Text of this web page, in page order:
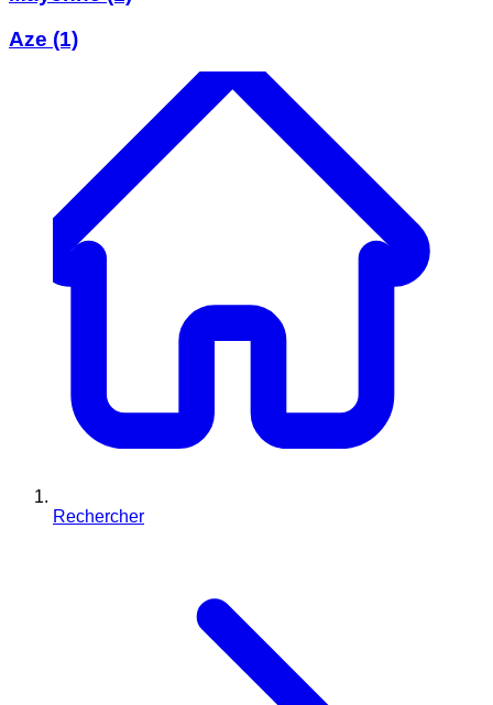
Aze (1)
Rechercher